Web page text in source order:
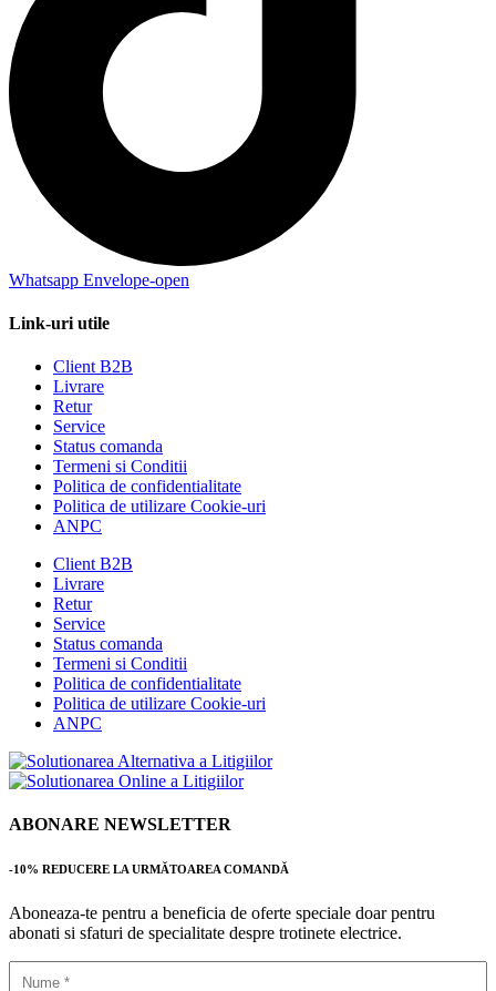
Whatsapp Envelope-open
Link-uri utile
Client B2B
Livrare
Retur
Service
Status comanda
Termeni si Conditii
Politica de confidentialitate
Politica de utilizare Cookie-uri
ANPC
Client B2B
Livrare
Retur
Service
Status comanda
Termeni si Conditii
Politica de confidentialitate
Politica de utilizare Cookie-uri
ANPC
ABONARE NEWSLETTER
-10% REDUCERE LA URMĂTOAREA COMANDĂ
Aboneaza-te pentru a beneficia de oferte speciale doar pentru
abonati si sfaturi de specialitate despre trotinete electrice.